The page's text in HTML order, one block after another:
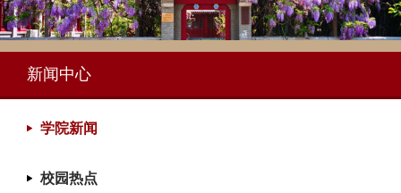
新闻中心
学院新闻
校园热点